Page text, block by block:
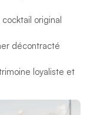
original
décontracté
loyaliste et